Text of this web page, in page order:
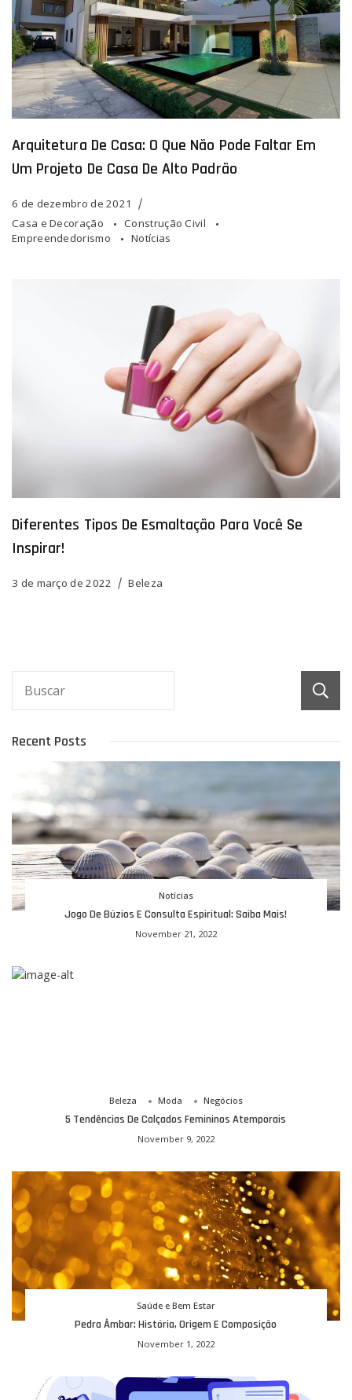
Arquitetura De Casa: O Que Não Pode Faltar Em
Um Projeto De Casa De Alto Padrão
6 de dezembro de 2021
Casa e Decoração
Construção Civil
Empreendedorismo
Notícias
Diferentes Tipos De Esmaltação Para Você Se
Inspirar!
3 de março de 2022 Beleza
Recent Posts
Notícias
Jogo De Búzios E Consulta Espiritual: Saiba Mais!
November 21, 2022
Beleza Moda Negócios
5 Tendências De Calçados Femininos Atemporais
November 9, 2022
Saúde e Bem Estar
Pedra Âmbar: História, Origem E Composição
November 1, 2022